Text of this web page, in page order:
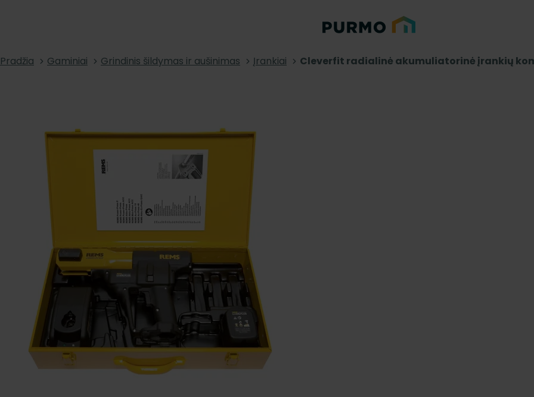
Pradžia Gaminiai Grindinis šildymas ir aušinimas Įrankiai Cleverfit radialinė akumuliatorinė įrankių